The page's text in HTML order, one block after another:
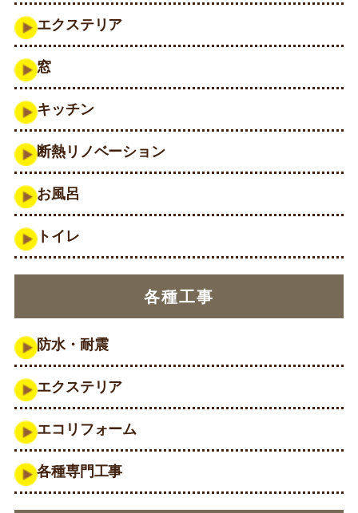
エクステリア
窓
キッチン
断熱リノベーション
お風呂
トイレ
各種工事
防水・耐震
エクステリア
エコリフォーム
各種専門工事